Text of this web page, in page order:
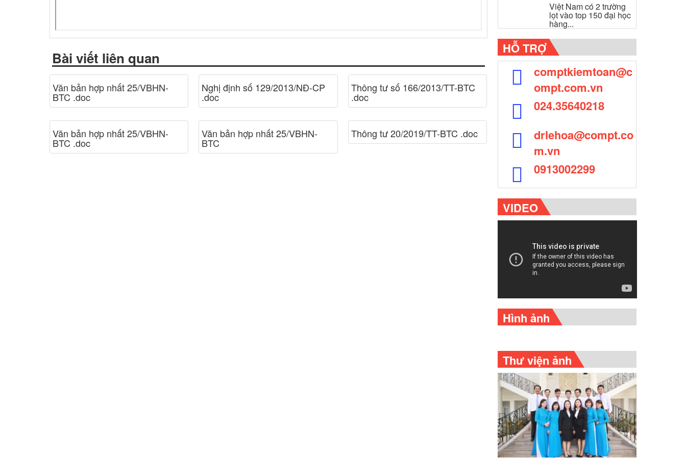
Bài viết liên quan
Văn bản hợp nhất 25/VBHN-
BTC .doc
Nghị định số 129/2013/NĐ-CP
.doc
Thông tư số 166/2013/TT-BTC
.doc
Văn bản hợp nhất 25/VBHN-
BTC .doc
Văn bản hợp nhất 25/VBHN-
BTC
Thông tư 20/2019/TT-BTC .doc
Việt Nam có 2 trường
lọt vào top 150 đại học
hàng...
HỖ TRỢ
comptkiemtoan@c
ompt.com.vn
024.35640218
drlehoa@compt.co
m.vn
0913002299
VIDEO
Hình ảnh
Thư viện ảnh